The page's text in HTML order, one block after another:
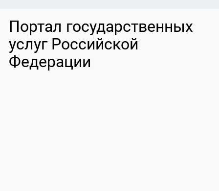
Портал государственных
услуг Российской
Федерации